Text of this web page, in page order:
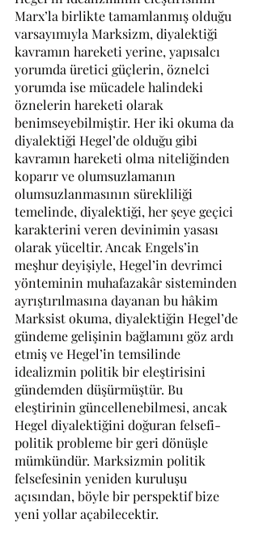
Marx’la birlikte tamamlanmış olduğu
varsayımıyla Marksizm, diyalektiği
kavramın hareketi yerine, yapısalcı
yorumda üretici güçlerin, öznelci
yorumda ise mücadele halindeki
öznelerin hareketi olarak
benimseyebilmiştir. Her iki okuma da
diyalektiği Hegel’de olduğu gibi
kavramın hareketi olma niteliğinden
koparır ve olumsuzlamanın
olumsuzlanmasının sürekliliği
temelinde, diyalektiği, her şeye geçici
karakterini veren devinimin yasası
olarak yüceltir. Ancak Engels’in
meşhur deyişiyle, Hegel’in devrimci
yönteminin muhafazakâr sisteminden
ayrıştırılmasına dayanan bu hâkim
Marksist okuma, diyalektiğin Hegel’de
gündeme gelişinin bağlamını göz ardı
etmiş ve Hegel’in temsilinde
idealizmin politik bir eleştirisini
gündemden düşürmüştür. Bu
eleştirinin güncellenebilmesi, ancak
Hegel diyalektiğini doğuran felsefi-
politik probleme bir geri dönüşle
mümkündür. Marksizmin politik
felsefesinin yeniden kuruluşu
açısından, böyle bir perspektif bize
yeni yollar açabilecektir.